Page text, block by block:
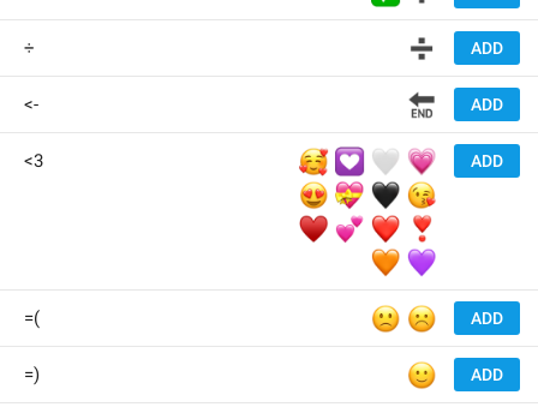
ADD
➗
÷
ADD
🔚
<-
ADD
🥰
💟
🤍
💗
😍
💝
🖤
😘
♥️
💕
❤️
❣️
🧡
💜
<3
ADD
🙁
☹️
=(
ADD
🙂
=)